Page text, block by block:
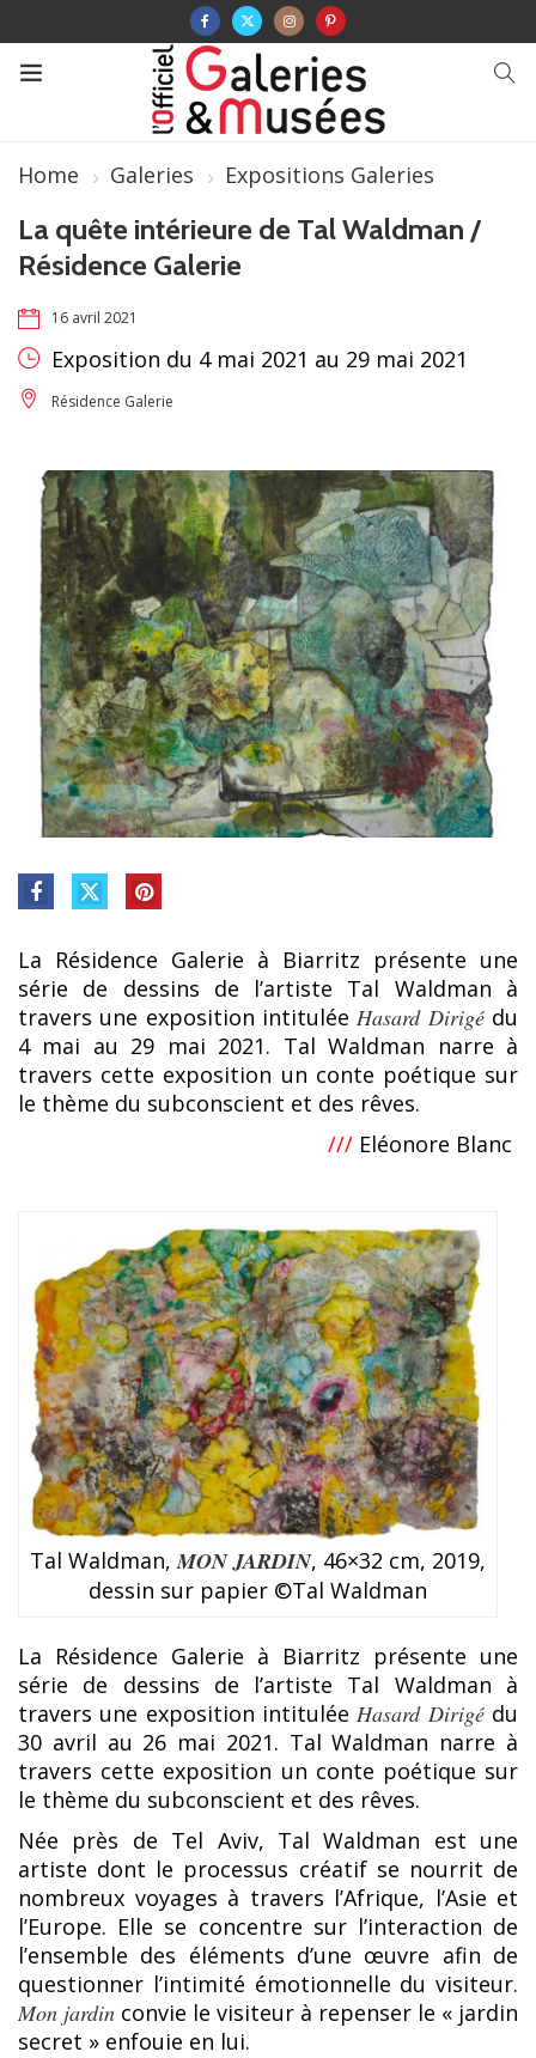
Home Galeries Expositions Galeries
La quête intérieure de Tal Waldman /
Résidence Galerie
16 avril 2021
Exposition du 4 mai 2021 au 29 mai 2021
Résidence Galerie
La Résidence Galerie à Biarritz présente une
série de dessins de l’artiste Tal Waldman à
travers une exposition intitulée Hasard Dirigédu
4 mai au 29 mai 2021. Tal Waldman narre à
travers cette exposition un conte poétique sur
le thème du subconscient et des rêves.
/// Eléonore Blanc
Tal Waldman,MON JARDIN, 46×32 cm, 2019,
dessin sur papier ©Tal Waldman
La Résidence Galerie à Biarritz présente une
série de dessins de l’artiste Tal Waldman à
travers une exposition intituléeHasard Dirigédu
30 avril au 26 mai 2021. Tal Waldman narre à
travers cette exposition un conte poétique sur
le thème du subconscient et des rêves.
Née près de Tel Aviv, Tal Waldman est une
artiste dont le processus créatif se nourrit de
nombreux voyages à travers l’Afrique, l’Asie et
l’Europe. Elle se concentre sur l’interaction de
l’ensemble des éléments d’une œuvre afin de
questionner l’intimité émotionnelle du visiteur.
Mon jardin convie le visiteur à repenser le « jardin
secret » enfouie en lui.